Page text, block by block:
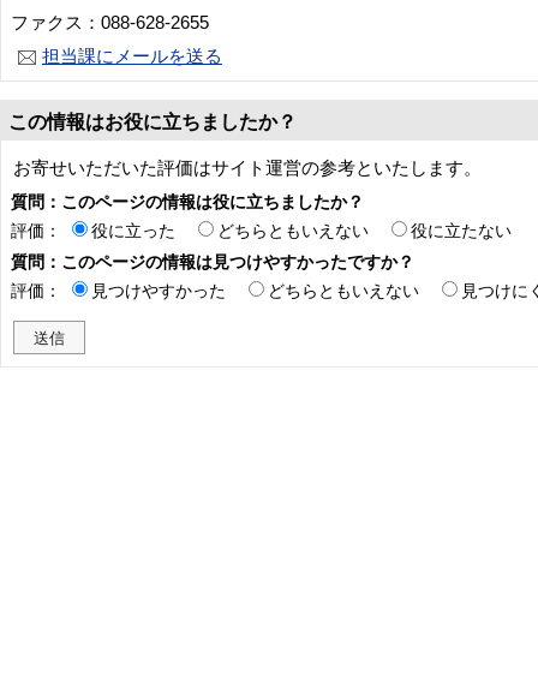
ファクス：088-628-2655
担当課にメールを送る
この情報はお役に立ちましたか？
お寄せいただいた評価はサイト運営の参考といたします。
質問：このページの情報は役に立ちましたか？
評価：
役に立った どちらともいえない
役に立たない
質問：このページの情報は見つけやすかったですか？
評価：
見つけやすかった どちらともいえない 見つけに